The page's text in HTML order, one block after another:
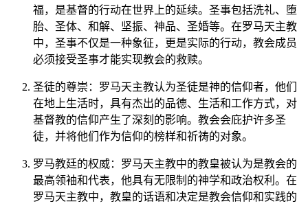
福，是基督的行动在世界上的延续。圣事包括洗礼、堕
胎、圣体、和解、坚振、神品、圣婚等。在罗马天主教
中，圣事不仅是一种象征，更是实际的行动，教会成员
必须接受圣事才能实现教会的救赎。
圣徒的尊崇：罗马天主教认为圣徒是神的信仰者，他们
在地上生活时，具有杰出的品德、生活和工作方式，对
基督教的信仰产生了深刻的影响。教会会庇护许多圣
徒，并将他们作为信仰的榜样和祈祷的对象。
罗马教廷的权威：罗马天主教中的教皇被认为是教会的
最高领袖和代表，他具有无限制的神学和政治权利。在
罗马天主教中，教皇的话语和决定是教会信仰和实践的